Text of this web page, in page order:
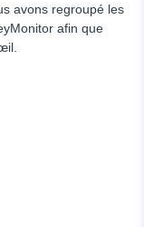
avons regroupé les
afin que